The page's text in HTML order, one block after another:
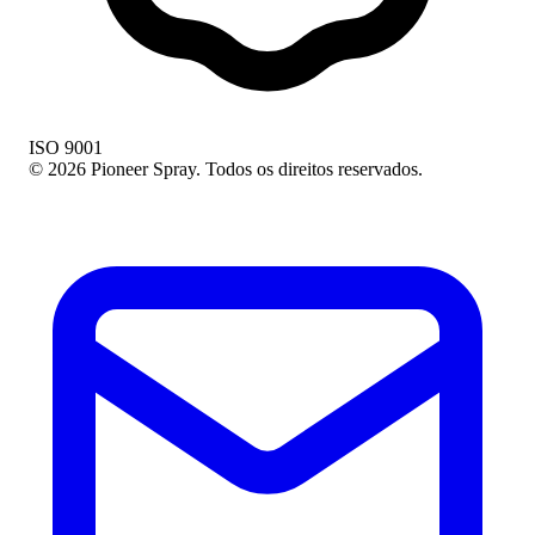
ISO 9001
© 2026 Pioneer Spray. Todos os direitos reservados.